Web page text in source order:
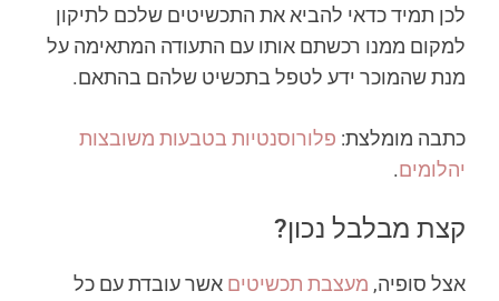
לכן תמיד כדאי להביא את התכשיטים שלכם לתיקון
למקום ממנו רכשתם אותו עם התעודה המתאימה על
מנת שהמוכר ידע לטפל בתכשיט שלהם בהתאם.
כתבה מומלצת: פלורוסנטיות בטבעות משובצות
יהלומים.
קצת מבלבל נכון?
אצל סופיה, מעצבת תכשיטים אשר עובדת עם כל